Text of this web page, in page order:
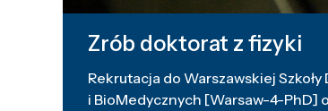
Zrób doktorat z fizyki
Rekrutacja do Warszawskiej
i BioMedycznych [Warsaw-4-PhD]